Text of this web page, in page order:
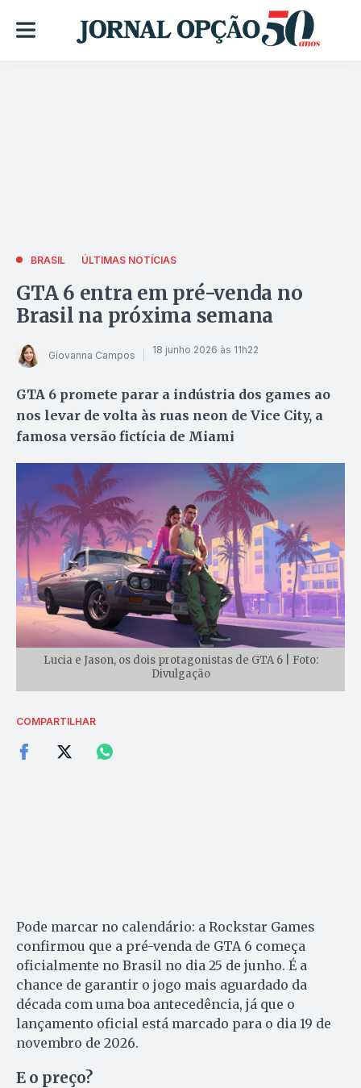
BRASIL ÚLTIMAS NOTÍCIAS
GTA 6 entra em pré-venda no
Brasil na próxima semana
Giovanna Campos 18 junho 2026 às 11h22
GTA 6 promete parar a indústria dos games ao
nos levar de volta às ruas neon de Vice City, a
famosa versão fictícia de Miami
Lucia e Jason, os dois protagonistas de GTA 6 | Foto:
Divulgação
COMPARTILHAR
Pode marcar no calendário: a Rockstar Games
confirmou que a pré-venda de GTA 6 começa
oficialmente no Brasil no dia 25 de junho. É a
chance de garantir o jogo mais aguardado da
década com uma boa antecedência, já que o
lançamento oficial está marcado para o dia 19 de
novembro de 2026.
E o preço?